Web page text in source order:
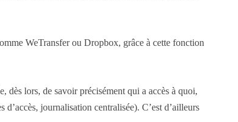
WeTransfer ou Dropbox, grâce à cette fonction
dès lors, de savoir précisément qui a accès à quoi,
journalisation centralisée). C’est d’ailleurs